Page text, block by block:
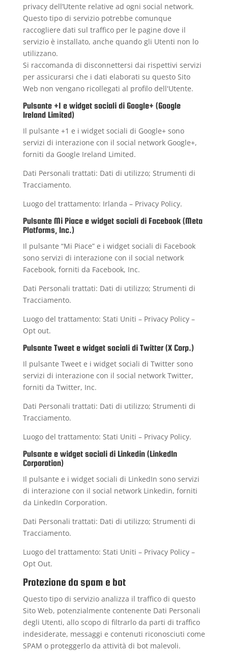
privacy dell’Utente relative ad ogni social network.
Questo tipo di servizio potrebbe comunque
raccogliere dati sul traffico per le pagine dove il
servizio è installato, anche quando gli Utenti non lo
utilizzano.
Si raccomanda di disconnettersi dai rispettivi servizi
per assicurarsi che i dati elaborati su questo Sito
Web non vengano ricollegati al profilo dell'Utente.
Pulsante +1 e widget sociali di Google+ (Google
Ireland Limited)
Il pulsante +1 e i widget sociali di Google+ sono
servizi di interazione con il social network Google+,
forniti da Google Ireland Limited.
Dati Personali trattati: Dati di utilizzo; Strumenti di
Tracciamento.
Luogo del trattamento: Irlanda – Privacy Policy.
Pulsante Mi Piace e widget sociali di Facebook (Meta
Platforms, Inc.)
Il pulsante “Mi Piace” e i widget sociali di Facebook
sono servizi di interazione con il social network
Facebook, forniti da Facebook, Inc.
Dati Personali trattati: Dati di utilizzo; Strumenti di
Tracciamento.
Luogo del trattamento: Stati Uniti – Privacy Policy–
Opt out.
Pulsante Tweet e widget sociali di Twitter (X Corp.)
Il pulsante Tweet e i widget sociali di Twitter sono
servizi di interazione con il social network Twitter,
forniti da Twitter, Inc.
Dati Personali trattati: Dati di utilizzo; Strumenti di
Tracciamento.
Luogo del trattamento: Stati Uniti – Privacy Policy.
Pulsante e widget sociali di Linkedin (LinkedIn
Corporation)
Il pulsante e i widget sociali di LinkedIn sono servizi
di interazione con il social network Linkedin, forniti
da LinkedIn Corporation.
Dati Personali trattati: Dati di utilizzo; Strumenti di
Tracciamento.
Luogo del trattamento: Stati Uniti – Privacy Policy–
Opt Out.
Protezione da spam e bot
Questo tipo di servizio analizza il traffico di questo
Sito Web, potenzialmente contenente Dati Personali
degli Utenti, allo scopo di filtrarlo da parti di traffico
indesiderate, messaggi e contenuti riconosciuti come
SPAM o proteggerlo da attività di bot malevoli.